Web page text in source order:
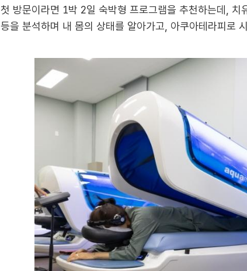
첫 방문이라면 1박 2일 숙박형 프로그램을 추천하는데,
등을 분석하며 내 몸의 상태를 알아가고, 아쿠아테라피로